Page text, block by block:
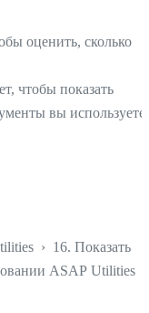
оценить, сколько
чтобы показать
вы используете
› 16. Показать
ASAP Utilities